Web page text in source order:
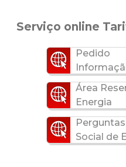
Serviço online
Pedido
Área
Energia
Social de